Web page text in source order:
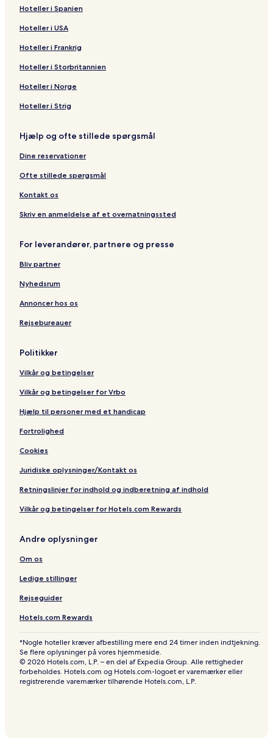
Hoteller i Spanien
Hoteller i USA
Hoteller i Frankrig
Hoteller i Storbritannien
Hoteller i Norge
Hoteller i Strig
Hjælp og ofte stillede spørgsmål
Dine reservationer
Ofte stillede spørgsmål
Kontakt os
Skriv en anmeldelse af et overnatningssted
For leverandører, partnere og presse
Bliv partner
Nyhedsrum
Annoncer hos os
Rejsebureauer
Politikker
Vilkår og betingelser
Vilkår og betingelser for Vrbo
Hjælp til personer med et handicap
Fortrolighed
Cookies
Juridiske oplysninger/Kontakt os
Retningslinjer for indhold og indberetning af indhold
Vilkår og betingelser for Hotels.com Rewards
Andre oplysninger
Om os
Ledige stillinger
Rejseguider
Hotels.com Rewards
*Nogle hoteller kræver afbestilling mere end 24 timer inden indtjekning.
Se flere oplysninger på vores hjemmeside.
© 2026 Hotels.com, L.P. – en del af Expedia Group. Alle rettigheder
forbeholdes. Hotels.com og Hotels.com-logoet er varemærker eller
registrerende varemærker tilhørende Hotels.com, L.P.